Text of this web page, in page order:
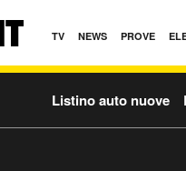
TV NEWS PROVE
Listino auto nuove